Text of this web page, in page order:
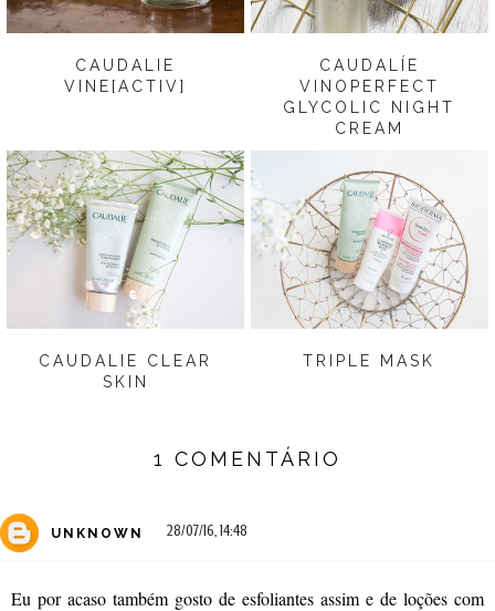
CAUDALIE
VINE[ACTIV]
CAUDALÍE
VINOPERFECT
GLYCOLIC NIGHT
CREAM
CAUDALIE CLEAR
SKIN
TRIPLE MASK
1 COMENTÁRIO
UNKNOWN 28/07/16, 14:48
Eu por acaso também gosto de esfoliantes assim e de loções com